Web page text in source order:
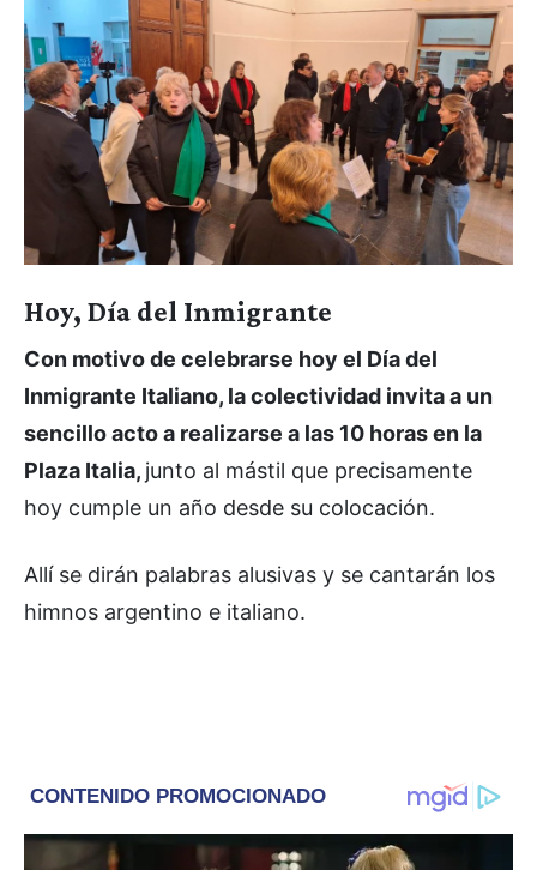
Hoy, Día del Inmigrante
Con motivo de celebrarse hoy el Día del
Inmigrante Italiano, la colectividad invita a un
sencillo acto a realizarse a las 10 horas en la
Plaza Italia, junto al mástil que precisamente
hoy cumple un año desde su colocación.
Allí se dirán palabras alusivas y se cantarán los
himnos argentino e italiano.